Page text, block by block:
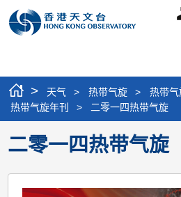
> 天气 > 热带气旋 > 热带
热带气旋年刊
> 二零一四热带气旋
二零一四热带气旋